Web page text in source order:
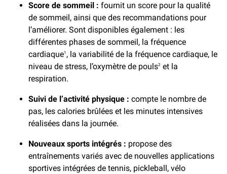
Score de sommeil : fournit un score pour la qualité
de sommeil, ainsi que des recommandations pour
l’améliorer. Sont disponibles également : les
différentes phases de sommeil, la fréquence
cardiaque1 , la variabilité de la fréquence cardiaque, le
niveau de stress, l’oxymètre de pouls2 et la
respiration.
Suivi de l’activité physique : compte le nombre de
pas, les calories brûlées et les minutes intensives
réalisées dans la journée.
Nouveaux sports intégrés : propose des
entraînements variés avec de nouvelles applications
sportives intégrées de tennis, pickleball, vélo